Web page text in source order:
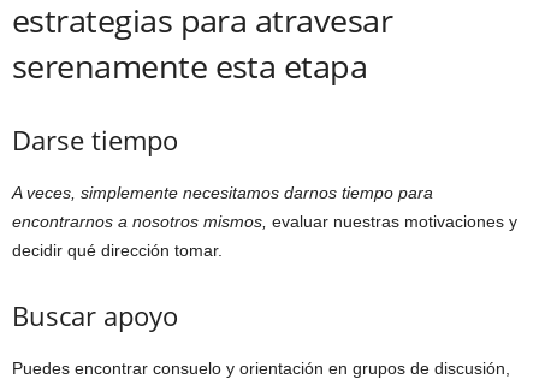
estrategias para atravesar
serenamente esta etapa
Darse tiempo
A veces, simplemente necesitamos darnos tiempo para
encontrarnos a nosotros mismos, evaluar nuestras motivaciones y
decidir qué dirección tomar.
Buscar apoyo
Puedes encontrar consuelo y orientación en grupos de discusión,